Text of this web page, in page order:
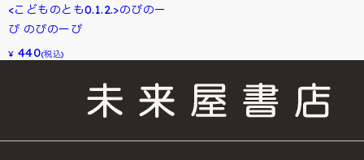
<こどものとも0.1.2.>のびのー
び のびのーび
¥ 440(税込)